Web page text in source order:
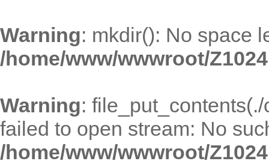
Warning: mkdir(): No space
/home/www/wwwroot/
Warning:
failed to open stream: No
/home/www/wwwroot/